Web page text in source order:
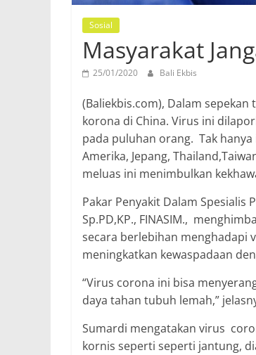
Sosial
Masyarakat
25/01/2020 Bali Ekbis
(Baliekbis.com), Dalam sepekan
korona di China. Virus ini
pada puluhan orang. Tak
Amerika, Jepang,
meluas ini menimbulkan
Pakar Penyakit Dalam Spesialis
Sp.PD,KP., FINASIM.,
secara berlebihan menghadapi
meningkatkan kewaspadaan
“Virus corona ini bisa
daya tahan tubuh lemah,”
Sumardi mengatakan virus
kornis seperti seperti jantung,